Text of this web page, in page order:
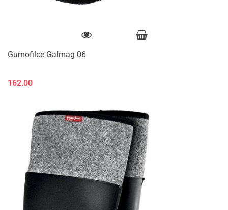
Gumofilce Galmag 06
162.00